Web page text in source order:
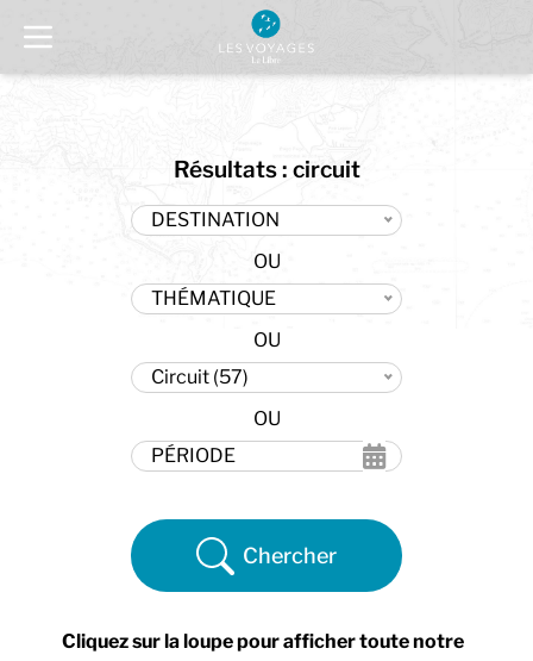
Résultats : circuit
DESTINATION
THÉMATIQUE
Circuit (57)
PÉRIODE
Chercher
Cliquez sur la loupe pour afficher toute notre